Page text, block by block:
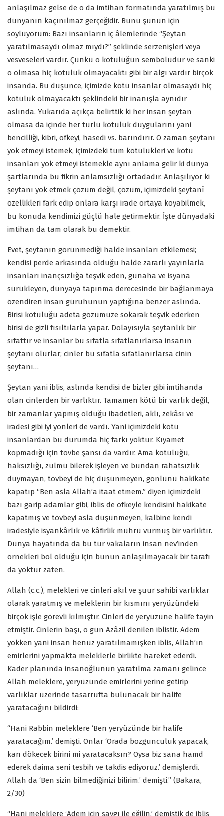
anlaşılmaz gelse de o da imtihan formatında yaratılmış bu
dünyanın kaçınılmaz gerçeğidir. Bunu şunun için
söylüyorum: Bazı insanların iç âlemlerinde “Şeytan
yaratılmasaydı olmaz mıydı?” şeklinde serzenişleri veya
vesveseleri vardır. Çünkü o kötülüğün sembolüdür ve sanki
o olmasa hiç kötülük olmayacaktı gibi bir algı vardır birçok
insanda. Bu düşünce, içimizde kötü insanlar olmasaydı hiç
kötülük olmayacaktı şeklindeki bir inanışla aynıdır
aslında. Yukarıda açıkça belirttik ki her insan şeytan
olmasa da içinde her türlü kötülük duygularını yani
bencilliği, kibri, öfkeyi, hasedi vs. barındırır. O zaman şeytanı
yok etmeyi istemek, içimizdeki tüm kötülükleri ve kötü
insanları yok etmeyi istemekle aynı anlama gelir ki dünya
şartlarında bu fikrin anlamsızlığı ortadadır. Anlaşılıyor ki
şeytanı yok etmek çözüm değil, çözüm, içimizdeki şeytanî
özellikleri fark edip onlara karşı irade ortaya koyabilmek,
bu konuda kendimizi güçlü hale getirmektir. İşte dünyadaki
imtihan da tam olarak bu demektir.
Evet, şeytanın görünmediği halde insanları etkilemesi;
kendisi perde arkasında olduğu halde zararlı yayınlarla
insanları inançsızlığa teşvik eden, günaha ve isyana
sürükleyen, dünyaya tapınma derecesinde bir bağlanmaya
özendiren insan güruhunun yaptığına benzer aslında.
Birisi kötülüğü adeta gözümüze sokarak teşvik ederken
birisi de gizli fısıltılarla yapar. Dolayısıyla şeytanlık bir
sıfattır ve insanlar bu sıfatla sıfatlanırlarsa insanın
şeytanı olurlar; cinler bu sıfatla sıfatlanırlarsa cinin
şeytanı…
Şeytan yani iblis, aslında kendisi de bizler gibi imtihanda
olan cinlerden bir varlıktır. Tamamen kötü bir varlık değil,
bir zamanlar yapmış olduğu ibadetleri, aklı, zekâsı ve
iradesi gibi iyi yönleri de vardı. Yani içimizdeki kötü
insanlardan bu durumda hiç farkı yoktur. Kıyamet
kopmadığı için tövbe şansı da vardır. Ama kötülüğü,
haksızlığı, zulmü bilerek işleyen ve bundan rahatsızlık
duymayan, tövbeyi de hiç düşünmeyen, gönlünü hakikate
kapatıp “Ben asla Allah’a itaat etmem.” diyen içimizdeki
bazı garip adamlar gibi, iblis de öfkeyle kendisini hakikate
kapatmış ve tövbeyi asla düşünmeyen, kalbine kendi
iradesiyle isyankârlık ve kâfirlik mührü vurmuş bir varlıktır.
Dünya hayatında da bu tür vakaların insan nev’inden
örnekleri bol olduğu için bunun anlaşılmayacak bir tarafı
da yoktur zaten.
Allah (c.c.), melekleri ve cinleri akıl ve şuur sahibi varlıklar
olarak yaratmış ve meleklerin bir kısmını yeryüzündeki
birçok işle görevli kılmıştır. Cinleri de yeryüzüne halife tayin
etmiştir. Cinlerin başı, o gün Azâzil denilen iblistir. Adem
yokken yani insan henüz yaratılmamışken iblis, Allah’ın
emirlerini yapmakta meleklerle birlikte hareket ederdi.
Kader planında insanoğlunun yaratılma zamanı gelince
Allah meleklere, yeryüzünde emirlerini yerine getirip
varlıklar üzerinde tasarrufta bulunacak bir halife
yaratacağını bildirdi:
“Hani Rabbin meleklere ‘Ben yeryüzünde bir halife
yaratacağım.’ demişti. Onlar ‘Orada bozgunculuk yapacak,
kan dökecek birini mi yaratacaksın? Oysa biz sana hamd
ederek daima seni tesbih ve takdis ediyoruz.’ demişlerdi.
Allah da ‘Ben sizin bilmediğinizi bilirim.’ demişti.” (Bakara,
2/30)
“Hani meleklere ‘Adem için saygı ile eğilin.’ demiştik de iblis